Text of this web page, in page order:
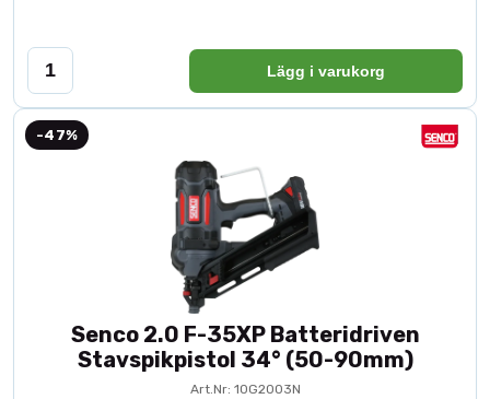
Lägg i varukorg
-47%
Senco 2.0 F-35XP Batteridriven
Stavspikpistol 34° (50-90mm)
Art.Nr: 10G2003N